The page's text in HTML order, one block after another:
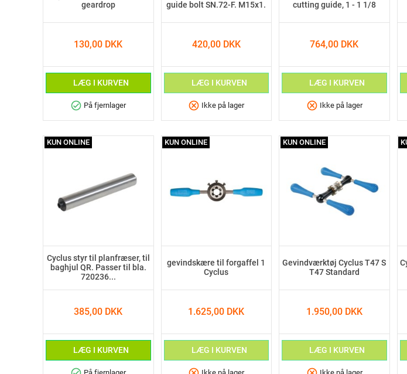
geardrop
130,00 DKK
LÆG I KURVEN
check_circle På fjernlager
guide bolt SN.72-F. M15x1.
420,00 DKK
LÆG I KURVEN
cancel Ikke på lager
cutting guide, 1 - 1 1/8
764,00 DKK
LÆG I KURVEN
cancel Ikke på lager
Cyclus styr til planfræser, til
baghjul QR. Passer til bla.
720236...
385,00 DKK
LÆG I KURVEN
KUN ONLINE
gevindskære til forgaffel 1
Cyclus
1.625,00 DKK
LÆG I KURVEN
KUN ONLINE
Gevindværktøj Cyclus T47 S
T47 Standard
1.950,00 DKK
LÆG I KURVEN
KUN ONLINE